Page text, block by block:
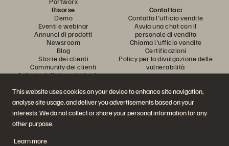
This website uses cookies on your device to enhance site navigation,
analyse site usage, and deliver you advertisements based on your
interests. We do not collect or share your personal information for any
other purpose.
Learn more
Risorse
Demo
Eventi e webinar
Annunci di prodotti
Newsroom
Blog
Storie dei clienti
Community dei clienti
Articolo della knowledge base
Contattaci
Contatta l'ufficio vendite
Avvia una chat con il
personale di vendita
Chiama l'ufficio vendite
Certificazioni
Policy per la divulgazione delle
vulnerabilità
Partecipa alla conversazione
Segui tutti i canali social ufficiali di Everpure